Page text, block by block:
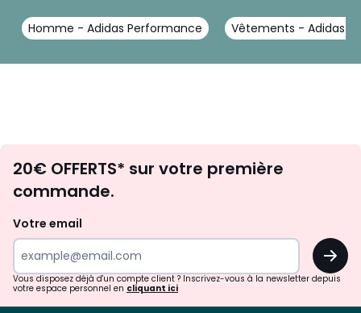
Homme - Adidas Performance Vêtements - Adidas
d'inspirations
surprises?
20€ OFFERTS* sur votre première
commande.
Votre email
OK
Vous disposez déjà d'un compte client ? Inscrivez-vous à la newsletter depuis
votre espace personnel en cliquant ici